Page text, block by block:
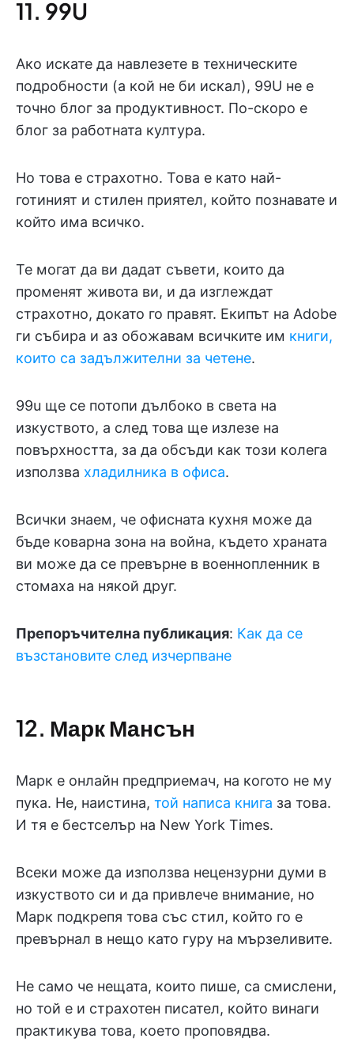
11. 99U
Ако искате да навлезете в техническите
подробности (а кой не би искал), 99U не е
точно блог за продуктивност. По-скоро е
блог за работната култура.
Но това е страхотно. Това е като най-
готиният и стилен приятел, който познавате и
който има всичко.
Те могат да ви дадат съвети, които да
променят живота ви, и да изглеждат
страхотно, докато го правят. Екипът на Adobe
ги събира и аз обожавам всичките им книги,
които са задължителни за четене.
99u ще се потопи дълбоко в света на
изкуството, а след това ще излезе на
повърхността, за да обсъди как този колега
използва хладилника в офиса.
Всички знаем, че офисната кухня може да
бъде коварна зона на война, където храната
ви може да се превърне в военнопленник в
стомаха на някой друг.
Препоръчителна публикация: Как да се
възстановите след изчерпване
12. Марк Мансън
Марк е онлайн предприемач, на когото не му
пука. Не, наистина, той написа книга за това.
И тя е бестселър на New York Times.
Всеки може да използва нецензурни думи в
изкуството си и да привлече внимание, но
Марк подкрепя това със стил, който го е
превърнал в нещо като гуру на мързеливите.
Не само че нещата, които пише, са смислени,
но той е и страхотен писател, който винаги
практикува това, което проповядва.